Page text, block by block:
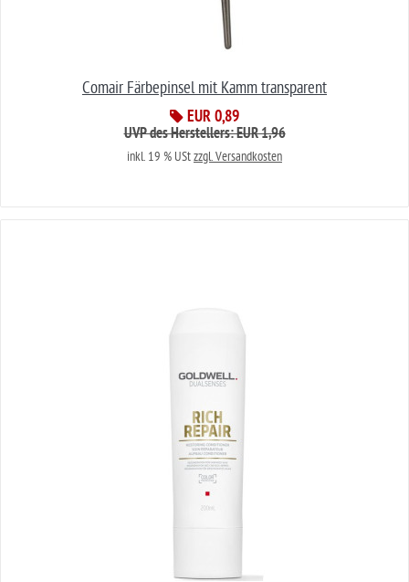
Comair Färbepinsel mit Kamm transparent
EUR 0,89
UVP des Herstellers: EUR 1,96
inkl. 19 % UStzzgl. Versandkosten